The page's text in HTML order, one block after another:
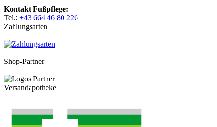
Kontakt Fußpflege:
Tel.: +43 664 46 80 226
Zahlungsarten
Shop-Partner
Versandapotheke